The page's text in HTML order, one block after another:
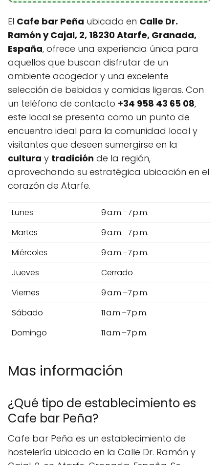
El Cafe bar Peña ubicado en Calle Dr.
Ramón y Cajal, 2, 18230 Atarfe, Granada,
España, ofrece una experiencia única para
aquellos que buscan disfrutar de un
ambiente acogedor y una excelente
selección de bebidas y comidas ligeras. Con
un teléfono de contacto +34 958 43 65 08,
este local se presenta como un punto de
encuentro ideal para la comunidad local y
visitantes que deseen sumergirse en la
cultura y tradición de la región,
aprovechando su estratégica ubicación en el
corazón de Atarfe.
Lunes
9 a.m.–7 p.m.
Martes
9 a.m.–7 p.m.
Miércoles
9 a.m.–7 p.m.
Jueves
Cerrado
Viernes
9 a.m.–7 p.m.
Sábado
11 a.m.–7 p.m.
Domingo
11 a.m.–7 p.m.
Mas información
¿Qué tipo de establecimiento es
Cafe bar Peña?
Cafe bar Peña es un establecimiento de
hostelería ubicado en la Calle Dr. Ramón y